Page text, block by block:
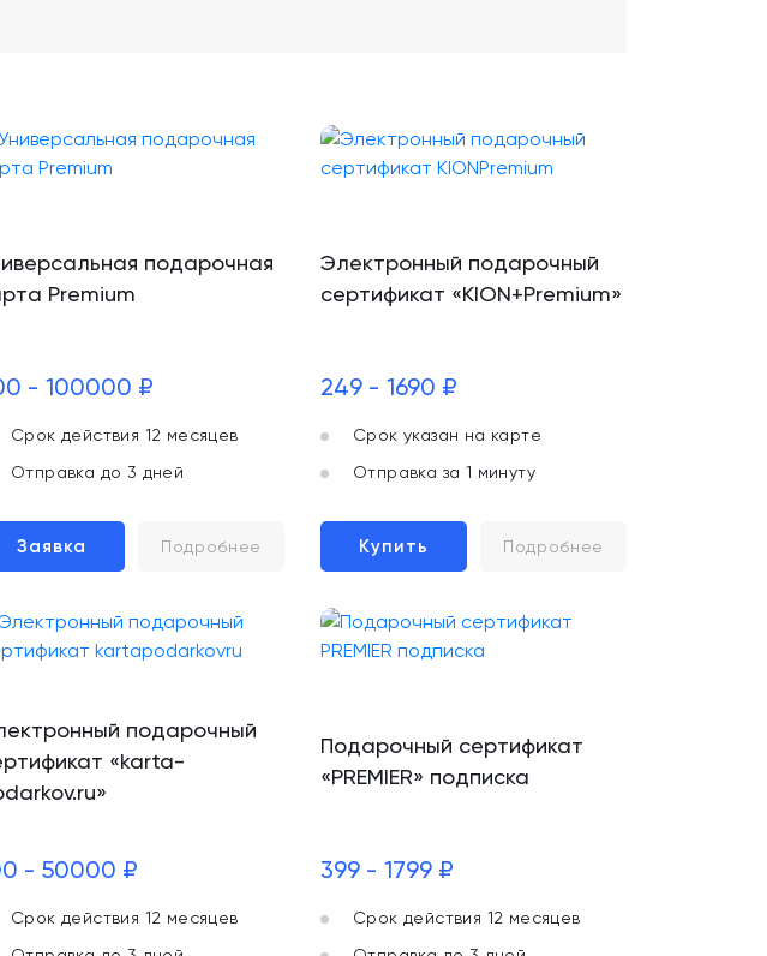
подарочная
Premium
- 100000 ₽
Срок действия 12 месяцев
Отправка до 3 дней
Заявка Подробнее
Электронный подарочный
сертификат «KION+Premium»
249 - 1690 ₽
Срок указан на карте
Отправка за 1 минуту
Купить Подробнее
подарочный
«karta-
- 50000 ₽
Срок действия 12 месяцев
Подарочный сертификат
«PREMIER» подписка
399 - 1799 ₽
Срок действия 12 месяцев